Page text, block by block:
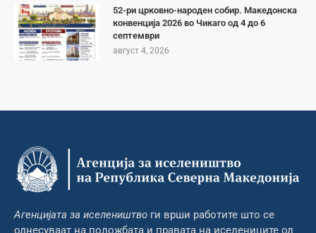
52-ри црковно-народен собир. Македонска
конвенција 2026 во Чикаго од 4 до 6
септември
август 4, 2026
Агенцијата за иселеништво ги врши работите што се
однесуваат на положбата и правата на иселениците од